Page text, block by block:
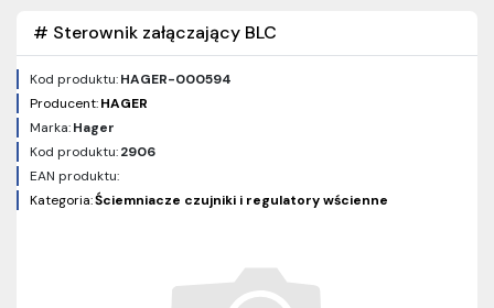
# Sterownik załączający BLC
Kod produktu:HAGER-000594
Producent:HAGER
Marka:Hager
Kod produktu:2906
EAN produktu:
Kategoria:Ściemniacze czujniki i regulatory wścienne